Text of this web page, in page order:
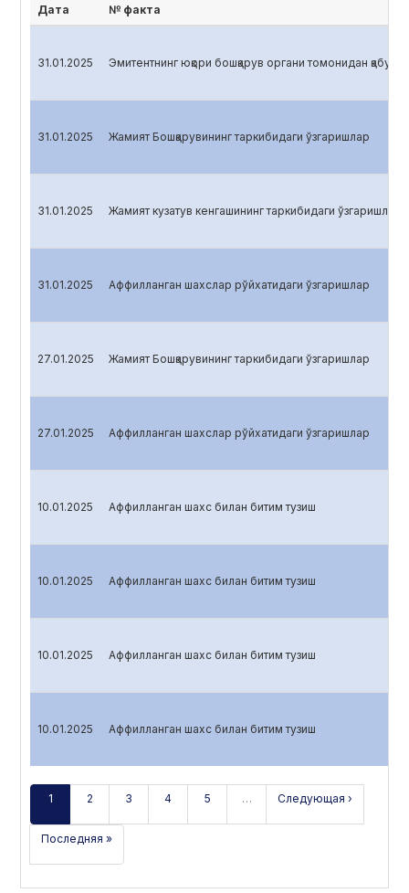
Дата № факта
31.01.2025 Эмитентнинг юқори бошқарув органи томонидан қабул
31.01.2025 Жамият Бошқарувининг таркибидаги ўзгаришлар
31.01.2025 Жамият кузатув кенгашининг таркибидаги ўзгаришлар
31.01.2025 Аффилланган шахслар рўйхатидаги ўзгаришлар
27.01.2025 Жамият Бошқарувининг таркибидаги ўзгаришлар
27.01.2025 Аффилланган шахслар рўйхатидаги ўзгаришлар
10.01.2025 Аффилланган шахс билан битим тузиш
10.01.2025 Аффилланган шахс билан битим тузиш
10.01.2025 Аффилланган шахс билан битим тузиш
10.01.2025 Аффилланган шахс билан битим тузиш
1 2 3 4 5 … Следующая ›
Последняя »